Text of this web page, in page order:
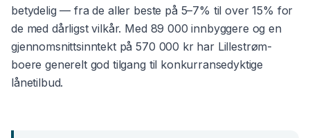
betydelig — fra de aller beste på 5–7% til over 15% for
de med dårligst vilkår. Med 89 000 innbyggere og en
gjennomsnittsinntekt på570 000 krhar Lillestrøm-
boere generelt god tilgang til konkurransedyktige
lånetilbud.